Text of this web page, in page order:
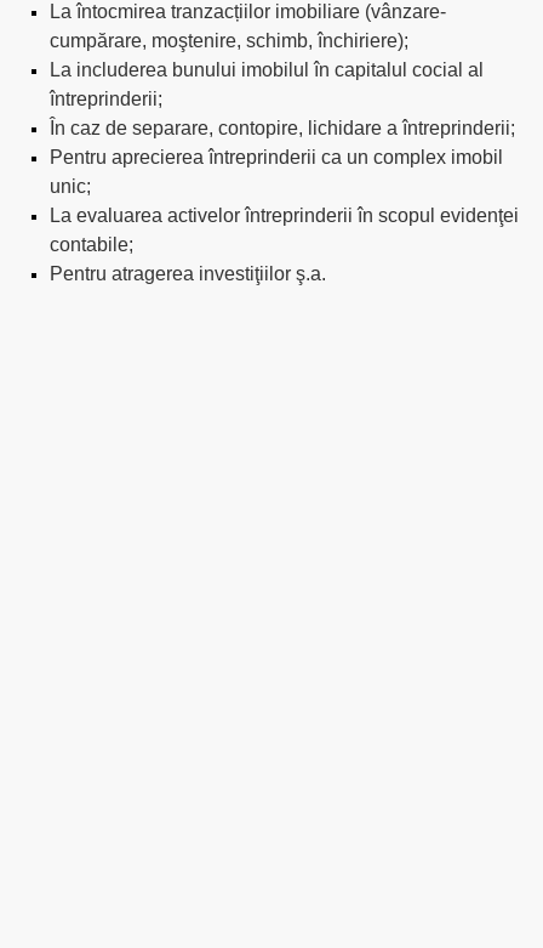
La întocmirea tranzacțiilor imobiliare (vânzare-
cumpărare, moştenire, schimb, închiriere);
La includerea bunului imobilul în capitalul cocial al
întreprinderii;
În caz de separare, contopire, lichidare a întreprinderii;
Pentru aprecierea întreprinderii ca un complex imobil
unic;
La evaluarea activelor întreprinderii în scopul evidenţei
contabile;
Pentru atragerea investiţiilor ş.a.